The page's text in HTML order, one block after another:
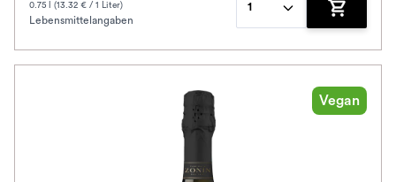
0.75 l (13.32 € / 1 Liter)
Lebensmittelangaben
1
Zum
Vegan